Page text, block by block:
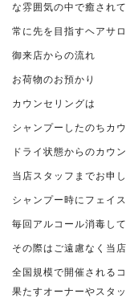
な雰囲気の中で癒され
常に先を目指すヘアサ
御来店からの流れ
お荷物のお預かり
カウンセリングは
シャンプーしたのちカ
ドライ状態からのカウ
当店スタッフまでお申
シャンプー時にフェイ
毎回アルコール消毒し
その際はご遠慮なく当
全国規模で開催される
果たすオーナーやスタ